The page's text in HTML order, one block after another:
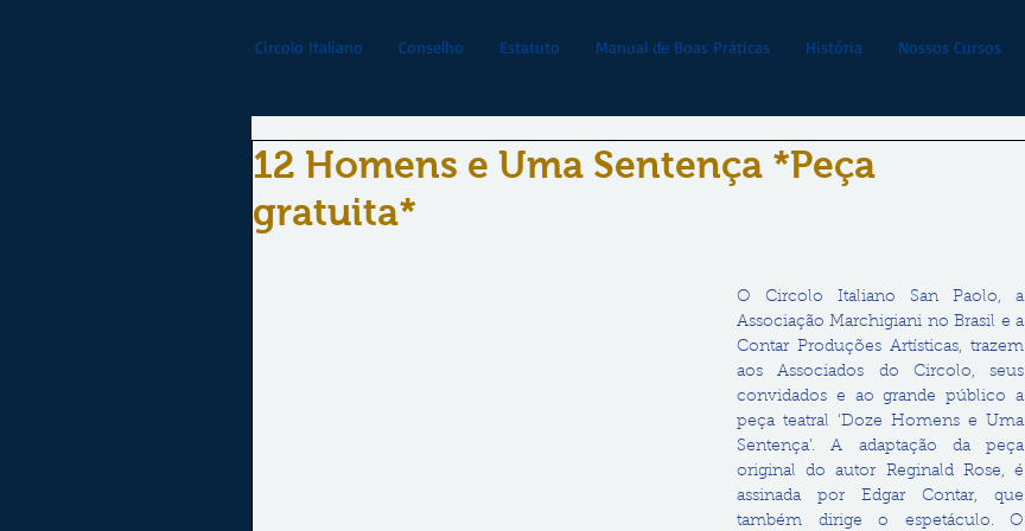
Circolo Italiano Conselho Estatuto Manual de Boas Práticas História Nossos Cursos
12 Homens e Uma Sentença *Peça
gratuita*
O Circolo Italiano San Paolo, a
Associação Marchigiani no Brasil e a
Contar Produções Artísticas, trazem
aos Associados do Circolo, seus
convidados e ao grande público a
peça teatral ‘Doze Homens e Uma
Sentença’. A adaptação da peça
original do autor Reginald Rose, é
assinada por Edgar Contar, que
também dirige o espetáculo. O